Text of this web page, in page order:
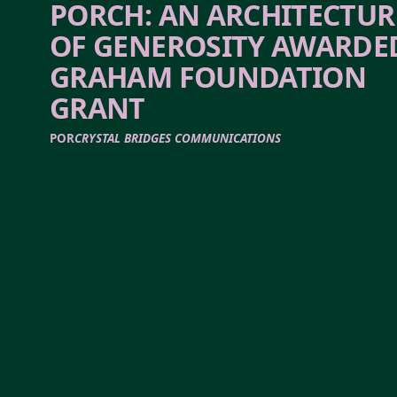
PORCH: AN
OF GENEROSITY
GRAHAM FOUNDATION
GRANT
PORCRYSTAL BRIDGES COMMUNICATIONS